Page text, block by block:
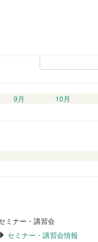
検
索
9月 10月
ミナー・講習会
セミナー・講習会情報